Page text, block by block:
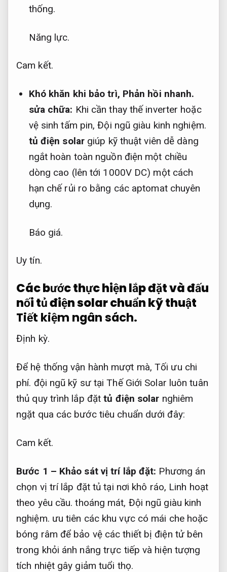
thống.
Năng lực.
Cam kết.
Khó khăn khi bảo trì, Phản hồi nhanh.
sửa chữa: Khi cần thay thế inverter hoặc
vệ sinh tấm pin,Đội ngũ giàu kinh nghiệm.
tủ điện solar giúp kỹ thuật viên dễ dàng
ngắt hoàn toàn nguồn điện một chiều
dòng cao (lên tới 1000V DC) một cách
hạn chế rủi ro bằng các aptomat chuyên
dụng.
Báo giá.
Uy tín.
Các bước thực hiện lắp đặt và đấu
nối tủ điện solar chuẩn kỹ thuật
Tiết kiệm ngân sách.
Định kỳ.
Để hệ thống vận hành mượt mà, Tối ưu chi
phí. đội ngũ kỹ sư tại Thế Giới Solar luôn tuân
thủ quy trình lắp đặttủ điện solar nghiêm
ngặt qua các bước tiêu chuẩn dưới đây:
Cam kết.
Bước 1 – Khảo sát vị trí lắp đặt: Phương án
chọn vị trí lắp đặt tủ tại nơi khô ráo, Linh hoạt
theo yêu cầu. thoáng mát, Đội ngũ giàu kinh
nghiệm. ưu tiên các khu vực có mái che hoặc
bóng râm để bảo vệ các thiết bị điện tử bên
trong khỏi ánh nắng trực tiếp và hiện tượng
tích nhiệt gây giảm tuổi thọ.